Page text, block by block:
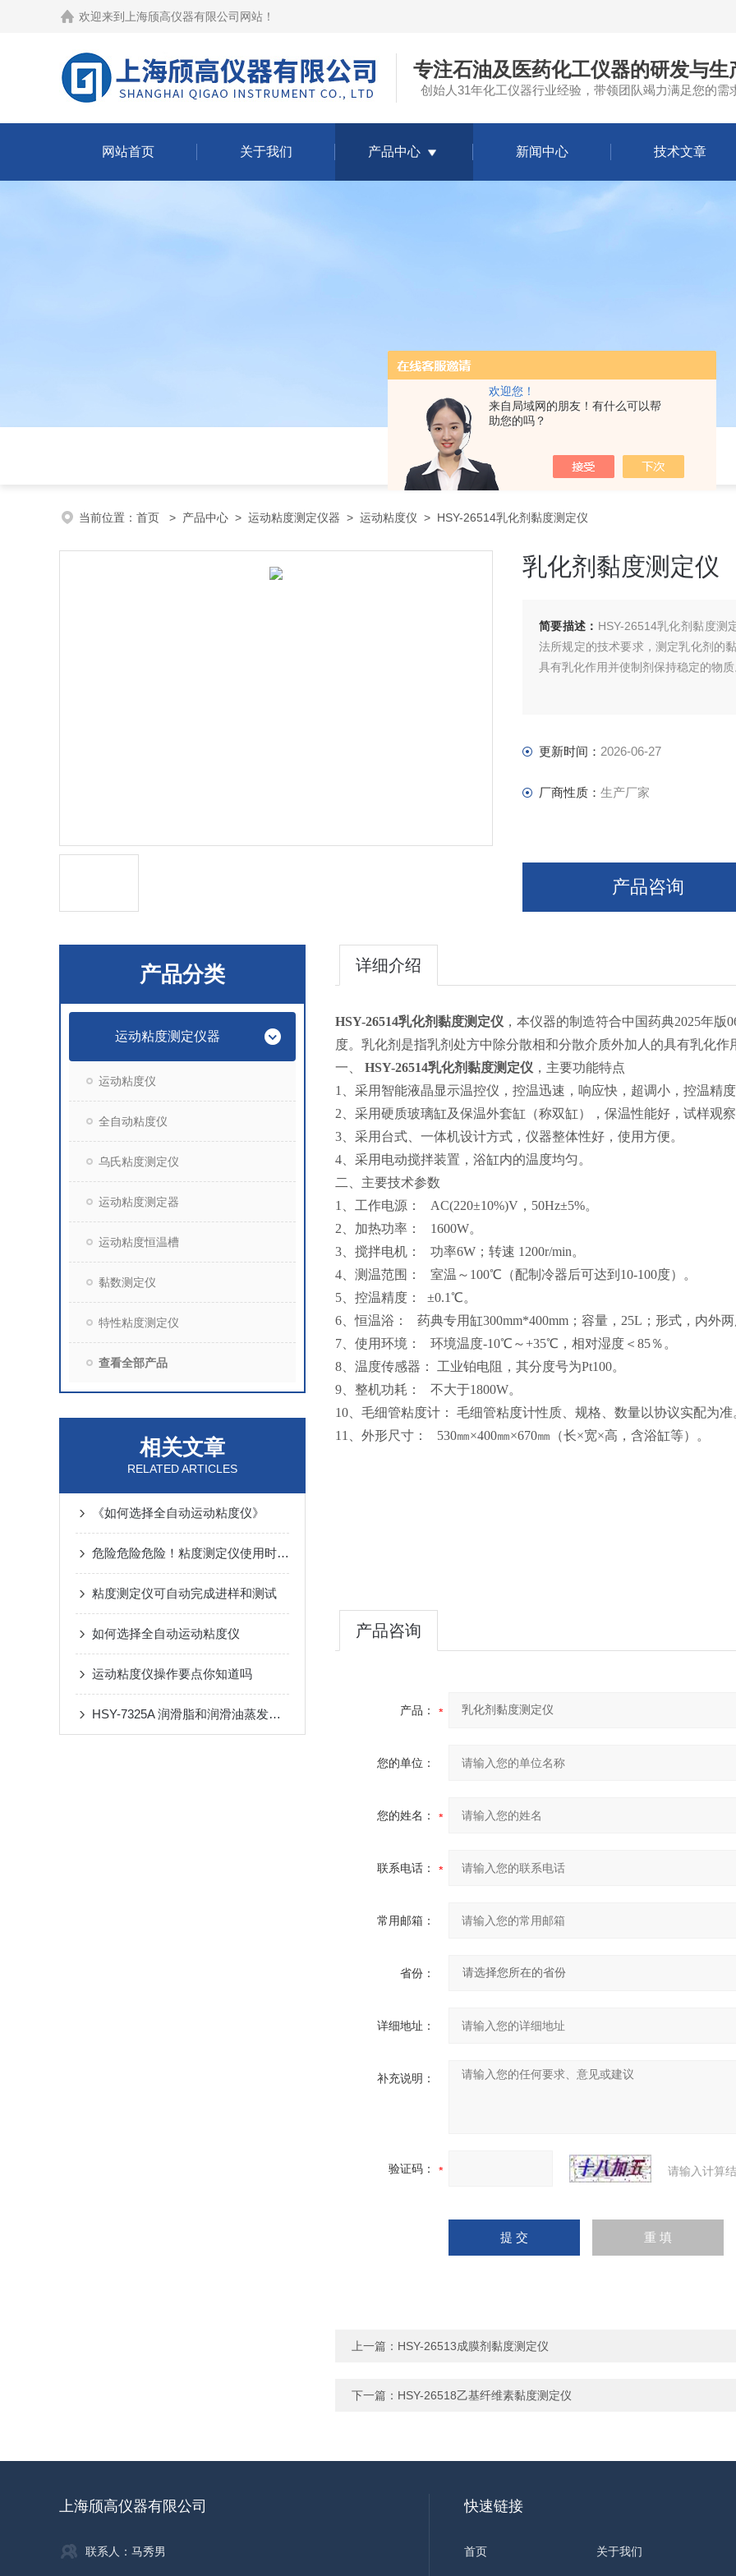
欢迎您！
来自局域网的朋友！有什么可以帮
助您的吗？
欢迎来到 上海颀高仪器有限公司网站 ！
专注石油及医药化工仪器的研发与生
创始人31年化工仪器行业经验，带领团队竭力满足您的需
网站首页 关于我们 产品中心 新闻中心 技术文章
当前位置： 首页 > 产品中心 > 运动粘度测定仪器 > 运动粘度仪 > HSY-26514乳化剂黏度测定仪
乳化剂黏度测定仪
简要描述： HSY-26514乳化剂黏度测
法所规定的技术要求，测定乳化剂的
具有乳化作用并使制剂保持稳定的物质
更新时间： 2026-06-27
厂商性质： 生产厂家
产品咨询
产品分类
运动粘度测定仪器
运动粘度仪
全自动粘度仪
乌氏粘度测定仪
运动粘度测定器
运动粘度恒温槽
黏数测定仪
特性粘度测定仪
查看全部产品
相关文章
RELATED ARTICLES
《如何选择全自动运动粘度仪》
危险危险危险！粘度测定仪使用时要格外注意这些
粘度测定仪可自动完成进样和测试
如何选择全自动运动粘度仪
运动粘度仪操作要点你知道吗
HSY-7325A 润滑脂和润滑油蒸发损失测定仪操作使用与注意事项
详细介绍
HSY-26514乳化剂黏度测定仪 ，本仪器的制造符合中国药典2025年
度。乳化剂是指乳剂处方中除分散相和分散介质外加人的具有乳化作
一、 HSY-26514乳化剂黏度测定仪 ，主要功能特点
1、采用智能液晶显示温控仪，控温迅速，响应快，超调小，控温精
2、采用硬质玻璃缸及保温外套缸（称双缸），保温性能好，试样观察
3、采用台式、一体机设计方式，仪器整体性好，使用方便。
4、采用电动搅拌装置，浴缸内的温度均匀。
二、主要技术参数
1、工作电源： AC(220±10%)V，50Hz±5%。
2、加热功率： 1600W。
3、搅拌电机： 功率6W；转速 1200r/min。
4、测温范围： 室温～100℃（配制冷器后可达到10-100度）。
5、控温精度： ±0.1℃。
6、恒温浴： 药典专用缸300mm*400mm；容量，25L；形式，内外两
7、使用环境： 环境温度-10℃～+35℃，相对湿度＜85％。
8、温度传感器： 工业铂电阻，其分度号为Pt100。
9、整机功耗： 不大于1800W。
10、毛细管粘度计： 毛细管粘度计性质、规格、数量以协议实配为准
11、外形尺寸： 530㎜×400㎜×670㎜（长×宽×高，含浴缸等）。
产品咨询
产品：
您的单位：
您的姓名：
联系电话：
常用邮箱：
省份：
详细地址：
补充说明：
验证码： 请输入计算
上一篇： HSY-26513成膜剂黏度测定仪
下一篇： HSY-26518乙基纤维素黏度测定仪
上海颀高仪器有限公司
联系人：马秀男
快速链接
首页 关于我们